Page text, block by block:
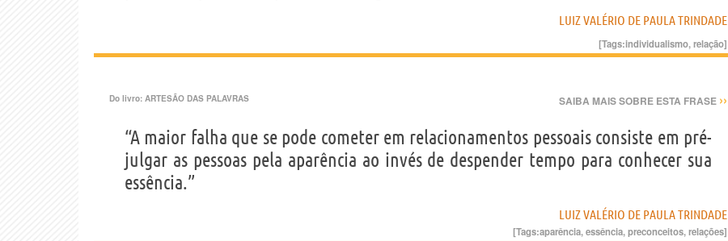
LUIZ VALÉRIO DE PAULA TRINDADE
[Tags:individualismo,relação]
Do livro: ARTESÃO DAS PALAVRAS SAIBA MAIS SOBRE ESTA FRASE ››
“A maior falha que se pode cometer em relacionamentos pessoais consiste em pré-
julgar as pessoas pela aparência ao invés de despender tempo para conhecer sua
essência.”
LUIZ VALÉRIO DE PAULA TRINDADE
[Tags:aparência,essência,preconceitos,relações]